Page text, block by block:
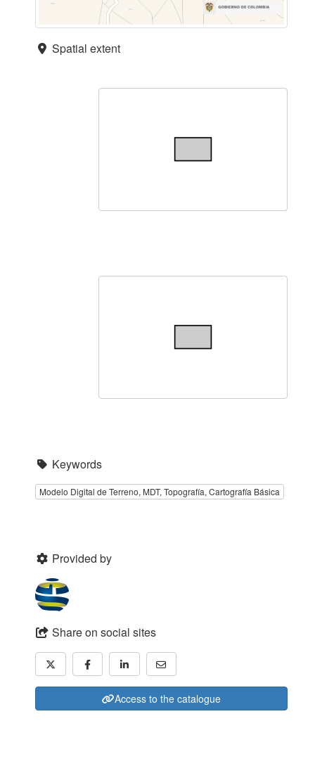
Spatial extent
Keywords
Modelo Digital de Terreno, MDT, Topografía, Cartografía Básica
Provided by
Share on social sites
Access to the catalogue